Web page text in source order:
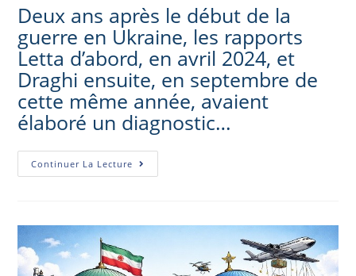
Deux ans après le début de la
guerre en Ukraine, les rapports
Letta d’abord, en avril 2024, et
Draghi ensuite, en septembre de
cette même année, avaient
élaboré un diagnostic…
Continuer La Lecture